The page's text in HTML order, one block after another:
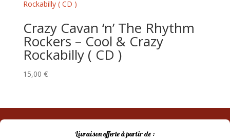
15,00 €.10,00 €.
Crazy Cavan ‘n’ The Rhythm
Rockers – Cool & Crazy
Rockabilly ( CD )
15,00 €
Livraison offerte à partir de :